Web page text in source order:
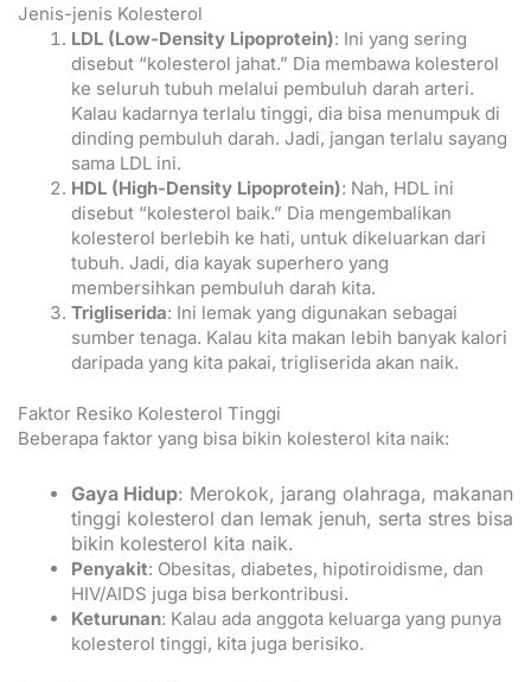
Jenis-jenis Kolesterol
LDL (Low-Density Lipoprotein): Ini yang sering
disebut “kolesterol jahat.” Dia membawa kolesterol
ke seluruh tubuh melalui pembuluh darah arteri.
Kalau kadarnya terlalu tinggi, dia bisa menumpuk di
dinding pembuluh darah. Jadi, jangan terlalu sayang
sama LDL ini.
HDL (High-Density Lipoprotein): Nah, HDL ini
disebut “kolesterol baik.” Dia mengembalikan
kolesterol berlebih ke hati, untuk dikeluarkan dari
tubuh. Jadi, dia kayak superhero yang
membersihkan pembuluh darah kita.
Trigliserida: Ini lemak yang digunakan sebagai
sumber tenaga. Kalau kita makan lebih banyak kalori
daripada yang kita pakai, trigliserida akan naik.
Faktor Resiko Kolesterol Tinggi
Beberapa faktor yang bisa bikin kolesterol kita naik:
Gaya Hidup: Merokok, jarang olahraga, makanan
tinggi kolesterol dan lemak jenuh, serta stres bisa
bikin kolesterol kita naik.
Penyakit: Obesitas, diabetes, hipotiroidisme, dan
HIV/AIDS juga bisa berkontribusi.
Keturunan: Kalau ada anggota keluarga yang punya
kolesterol tinggi, kita juga berisiko.